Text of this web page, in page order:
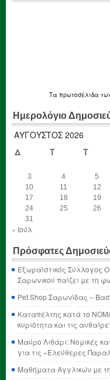
Τα πρωτοσέλιδα
Ημερολόγιο
ΑΎΓΟΥΣΤΟΣ 2026
Δ
Τ Τ
3
4 5
10
11 12
17
18 19
24
25 26
31
« Ιούλ
Πρόσφατες
Εξωραϊστικός Σύλλογος
Σαρωνικού παίζει με τη
Pet Shop Σαρωνίδας –
Καταπέλτης κατά το
κυριότητα και τις
Μαύρο Λιθάρι: Νομικές
για τις «Ελεύθερες
Μαθήματα Αγγλικών με